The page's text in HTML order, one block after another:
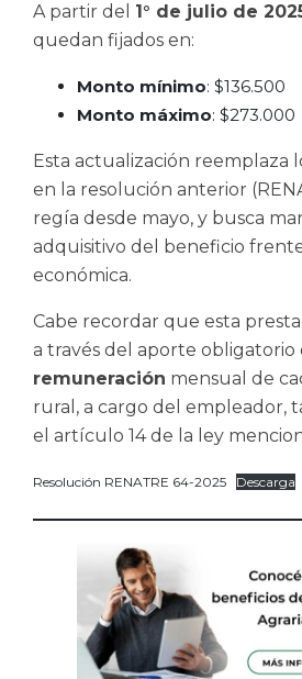
A partir del 1° de julio de
quedan fijados en:
Monto mínimo: $136.500
Monto máximo: $273.000
Esta actualización reemplaza
en la resolución anterior
regía desde mayo, y busca
adquisitivo del beneficio
económica.
Cabe recordar que esta
a través del aporte obligatorio
remuneración mensual de
rural, a cargo del empleador,
el artículo 14 de la ley
Resolución RENATRE 64-2025 Descarga